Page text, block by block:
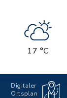
17 °C
Digitaler
Ortsplan